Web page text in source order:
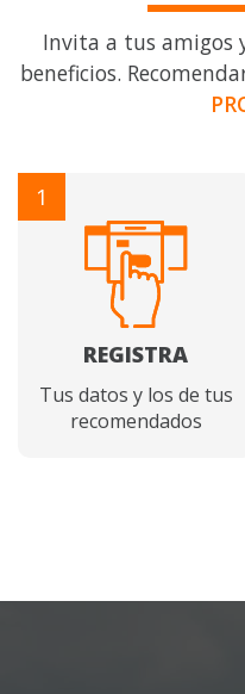
Invita a tus amigos
beneficios.
1
REGISTRA
Tus datos y los de tus
recomendados